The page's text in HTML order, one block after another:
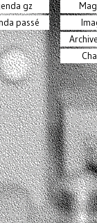
gz
passé